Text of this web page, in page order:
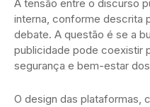
A tensão entre o discurso
interna, conforme descrita
debate. A questão é se a
publicidade pode coexistir
segurança e bem-estar
O design das plataformas,